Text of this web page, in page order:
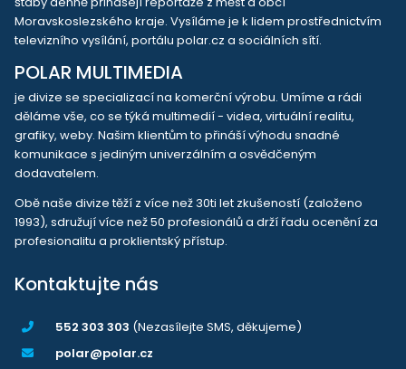
Moravskoslezského kraje. Vysíláme je k lidem prostřednictvím
televizního vysílání, portálu polar.cz a sociálních sítí.
POLAR MULTIMEDIA
je divize se specializací na komerční výrobu. Umíme a rádi
děláme vše, co se týká multimedií - videa, virtuální realitu,
grafiky, weby. Našim klientům to přináší výhodu snadné
komunikace s jediným univerzálním a osvědčeným
dodavatelem.
Obě naše divize těží z více než 30ti let zkušeností (založeno
1993), sdružují více než 50 profesionálů a drží řadu ocenění za
profesionalitu a proklientský přístup.
Kontaktujte nás
552 303 303 (Nezasílejte SMS, děkujeme)
polar@polar.cz